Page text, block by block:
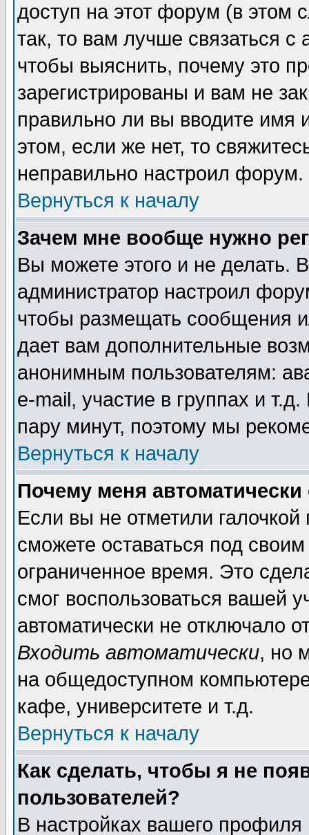
доступ на этот форум (в этом
так, то вам лучше связаться
чтобы выяснить, почему это
зарегистрированы и вам не
правильно ли вы вводите
этом, если же нет, то
неправильно настроил форум.
Вернуться к началу
Зачем мне вообще нужно
Вы можете этого и не делать.
администратор настроил
чтобы размещать сообщения
дает вам дополнительные
анонимным пользователям:
e-mail, участие в группах и
пару минут, поэтому мы
Вернуться к началу
Почему меня автоматически
Если вы не отметили галочкой
сможете оставаться под
ограниченное время. Это
смог воспользоваться вашей
автоматически не отключало
Входить автоматически, но
на общедоступном
кафе, университете и т.д.
Вернуться к началу
Как сделать, чтобы я не
пользователей?
В настройках вашего